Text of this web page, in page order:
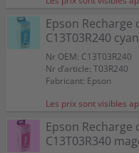
Epson Recharge
C13T03R240
Nr OEM: C13T03R240
Nr d’article: T03R240
Fabricant: Epson
Les prix sont visibles
Epson Recharge
C13T03R340